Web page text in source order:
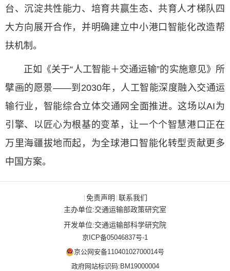
台、沉淀共性能力、培育共赢生态、共育人才梯队四
大方向展开合作，并明确建立中小港口智能化改造帮
扶机制。
正如《关于“人工智能＋交通运输”的实施意见》所
擘画的愿景——到2030年，人工智能深度融入交通运
输行业，智能综合立体交通网全面推进。这场以AI为
引擎、以匠心为根基的变革，让一个个智慧港口正在
万里海疆拔地而起，为全球港口智能化转型贡献更多
中国方案。
| 免责声明 | 联系我们
主办单位:交通运输部政策研究室
开发单位:交通运输部科学研究院
京ICP备05046837号-1
京公网安备11040102700014号
政府网站标识码:BM19000004